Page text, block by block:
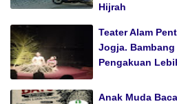
Hijrah
Teater Alam
Jogja.
Pengakuan
Anak Muda